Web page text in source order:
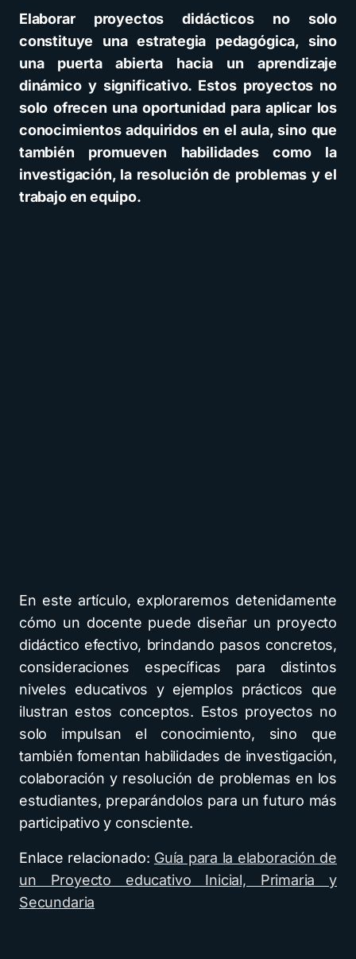
Elaborar proyectos didácticos no solo
constituye una estrategia pedagógica, sino
una puerta abierta hacia un aprendizaje
dinámico y significativo. Estos proyectos no
solo ofrecen una oportunidad para aplicar los
conocimientos adquiridos en el aula, sino que
también promueven habilidades como la
investigación, la resolución de problemas y el
trabajo en equipo.
En este artículo, exploraremos detenidamente
cómo un docente puede diseñar un proyecto
didáctico efectivo, brindando pasos concretos,
consideraciones específicas para distintos
niveles educativos y ejemplos prácticos que
ilustran estos conceptos. Estos proyectos no
solo impulsan el conocimiento, sino que
también fomentan habilidades de investigación,
colaboración y resolución de problemas en los
estudiantes, preparándolos para un futuro más
participativo y consciente.
Enlace relacionado: Guía para la elaboración de
un Proyecto educativo Inicial, Primaria y
Secundaria